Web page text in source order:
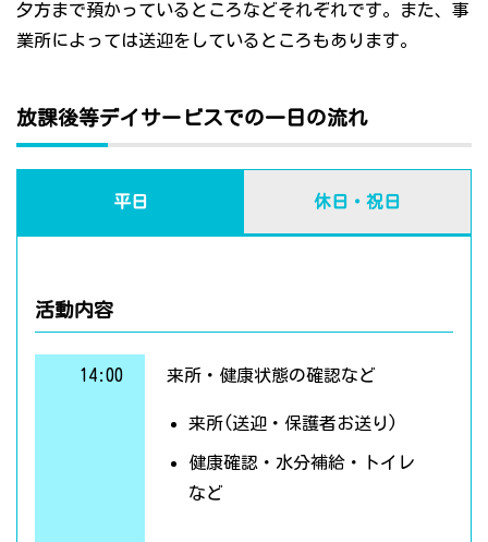
夕方まで預かっているところなどそれぞれです。また、事
業所によっては送迎をしているところもあります。
放課後等デイサービスでの一日の流れ
平日 休日・祝日
活動内容
14:00 来所・健康状態の確認など
来所(送迎・保護者お送り)
健康確認・水分補給・トイレ
など